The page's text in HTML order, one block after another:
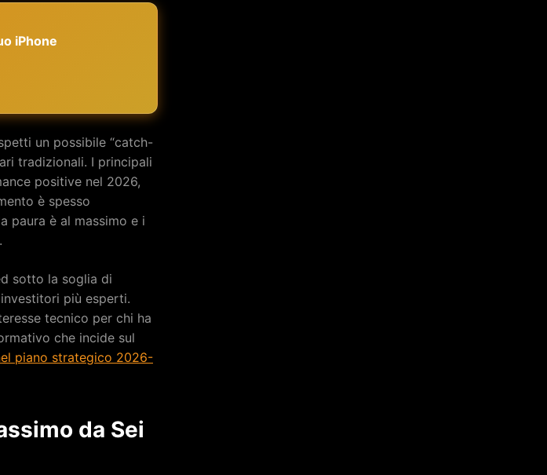
iPhone
un possibile “catch-
tradizionali. I principali
positive nel 2026,
è spesso
paura è al massimo e i
sotto la soglia di
più esperti.
tecnico per chi ha
che incide sul
piano strategico 2026-
da Sei